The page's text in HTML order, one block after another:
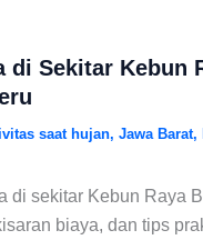
di Sekitar Kebun
saat hujan, Jawa Barat,
di sekitar Kebun Raya
biaya, dan tips